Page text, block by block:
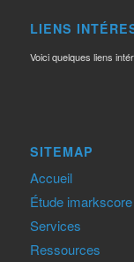
LIENS
Voici quelques liens
SITEMAP
Accueil
Étude imarkscore
Services
Ressources